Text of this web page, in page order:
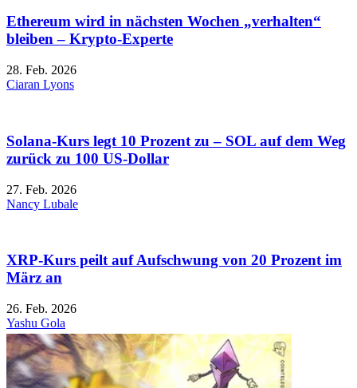
Ethereum wird in nächsten Wochen „verhalten“
bleiben – Krypto-Experte
28. Feb. 2026
Ciaran Lyons
Solana-Kurs legt 10 Prozent zu – SOL auf dem Weg
zurück zu 100 US-Dollar
27. Feb. 2026
Nancy Lubale
XRP-Kurs peilt auf Aufschwung von 20 Prozent im
März an
26. Feb. 2026
Yashu Gola